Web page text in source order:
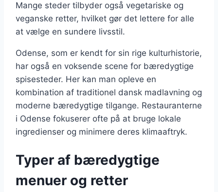
Mange steder tilbyder også vegetariske og
veganske retter, hvilket gør det lettere for alle
at vælge en sundere livsstil.
Odense, som er kendt for sin rige kulturhistorie,
har også en voksende scene for bæredygtige
spisesteder. Her kan man opleve en
kombination af traditionel dansk madlavning og
moderne bæredygtige tilgange. Restauranterne
i Odense fokuserer ofte på at bruge lokale
ingredienser og minimere deres klimaaftryk.
Typer af bæredygtige
menuer og retter